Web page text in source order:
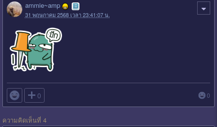
ammie~amp
31 พฤษภาคม 2568 เวลา 23:41:07 น.
 0 0
ความคิดเห็นที่ 4